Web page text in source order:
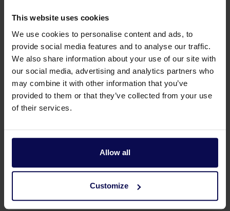
This website uses cookies
We use cookies to personalise content and ads, to
provide social media features and to analyse our traffic.
We also share information about your use of our site with
our social media, advertising and analytics partners who
may combine it with other information that you’ve
provided to them or that they’ve collected from your use
of their services.
Allow all
Customize
Download onderdelen catalogus
Waarom Waterkracht?
Waterkracht heeft tientallen jaren ervaring in
professionele reiniging en hogedruktechniek. Vanuit die
praktijkervaring adviseren we bedrijven over de selectie,
vervanging en inzet van Pratissoli pompen voor
reinigingsinstallaties en industriële toepassingen.
Of het nu gaat om een bestaande hogedrukunit, een
pomp: onze specialisten denken mee over de juiste
configuratie, capaciteit en inzetbaarheid. Daarbij kijken